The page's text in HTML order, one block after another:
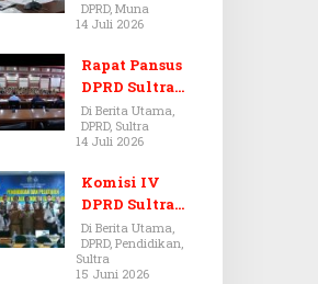
Dugaan Jual
Beli Tanah
Bermasalah di
Muna
DPRD, Muna
14 Juli 2026
Rapat Pansus
DPRD Sultra
Diskors Dua
Kali Akibat
Ketidakhadira
n Pj Sekda
Di Berita Utama,
DPRD, Sultra
14 Juli 2026
Komisi IV
DPRD Sultra
Kawal Hak
Guru,
Rencanakan
Di Berita Utama,
DPRD, Pendidikan,
Sultra
15 Juni 2026